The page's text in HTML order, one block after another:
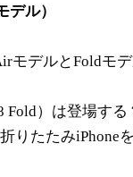
デル）
モデルとFoldモ
Fold）は登場する
りたたみiPhone